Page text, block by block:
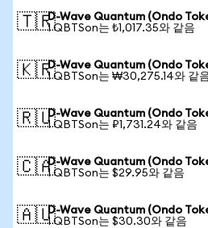
🇹🇷D-Wave Quantum (Ondo
1 QBTSon는 ₺1,017.35와 같음
🇰🇷D-Wave Quantum (Ondo
1 QBTSon는 ₩30,275.14와 같
🇷🇺D-Wave Quantum (Ondo
1 QBTSon는 ₽1,731.24와 같음
🇨🇦D-Wave Quantum (Ondo
1 QBTSon는 $29.95와 같음
🇦🇺D-Wave Quantum (Ondo
1 QBTSon는 $30.30와 같음